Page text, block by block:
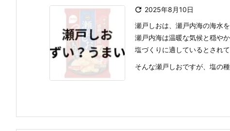
 2025年8月10日
瀬戸しおは、瀬戸内海の海水
瀬戸内海は温暖な気候と穏や
塩づくりに適しているとされて
そんな瀬戸しおですが、塩の